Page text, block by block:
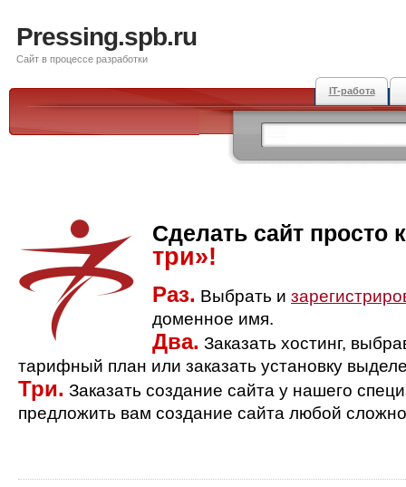
Pressing.spb.ru
Сайт в процессе разработки
IT-работа
Сделать сайт просто
три»!
Раз. Выбрать и
доменное имя.
Два. Заказать хостинг,
тарифный план или заказать установку
Три. Заказать создание сайта у нашего
предложить вам создание сайта любой